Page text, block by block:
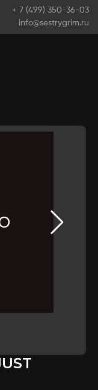
+ 7 (499) 350-36-03
info@sestrygrim.ru